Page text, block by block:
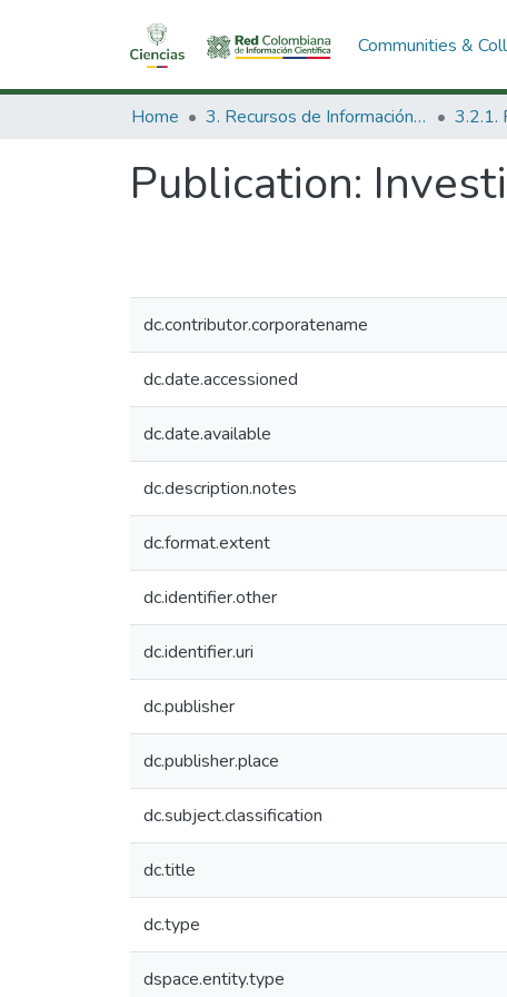
Communities &
Home 3. Recursos de Información Científica y Tecnológica
Publication:
dc.contributor.corporatename
dc.date.accessioned
dc.date.available
dc.description.notes
dc.format.extent
dc.identifier.other
dc.identifier.uri
dc.publisher
dc.publisher.place
dc.subject.classification
dc.title
dc.type
dspace.entity.type